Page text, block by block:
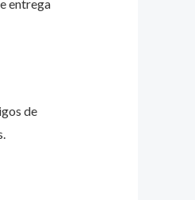
entrega
de